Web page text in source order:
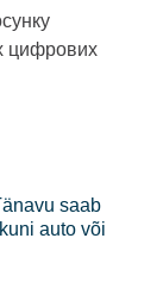
цифрових
saab
auto või